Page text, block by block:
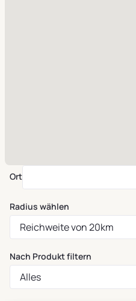
Ort
Radius wählen
Nach Produkt filtern